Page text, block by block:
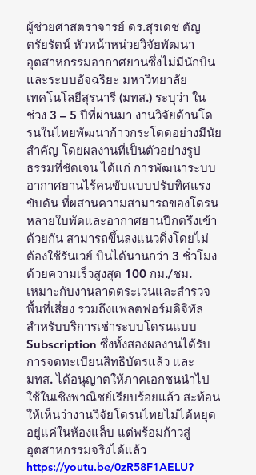
ผู้ช่วยศาสตราจารย์ ดร.สุรเดช ตัญ
ตรัยรัตน์ หัวหน้าหน่วยวิจัยพัฒนา
อุตสาหกรรมอากาศยานซึ่งไม่มีนักบิน
และระบบอัจฉริยะ มหาวิทยาลัย
เทคโนโลยีสุรนารี (มทส.) ระบุว่า ใน
ช่วง 3 – 5 ปีที่ผ่านมา งานวิจัยด้านโด
รนในไทยพัฒนาก้าวกระโดดอย่างมีนัย
สำคัญ โดยผลงานที่เป็นตัวอย่างรูป
ธรรมที่ชัดเจน ได้แก่ การพัฒนาระบบ
อากาศยานไร้คนขับแบบปรับทิศแรง
ขับดัน ที่ผสานความสามารถของโดรน
หลายใบพัดและอากาศยานปีกตรึงเข้า
ด้วยกัน สามารถขึ้นลงแนวดิ่งโดยไม่
ต้องใช้รันเวย์ บินได้นานกว่า 3 ชั่วโมง
ด้วยความเร็วสูงสุด 100 กม./ชม.
เหมาะกับงานลาดตระเวนและสำรวจ
พื้นที่เสี่ยง รวมถึงแพลตฟอร์มดิจิทัล
สำหรับบริการเช่าระบบโดรนแบบ
Subscription ซึ่งทั้งสองผลงานได้รับ
การจดทะเบียนสิทธิบัตรแล้ว และ
มทส. ได้อนุญาตให้ภาคเอกชนนำไป
ใช้ในเชิงพาณิชย์เรียบร้อยแล้ว สะท้อน
ให้เห็นว่างานวิจัยโดรนไทยไม่ได้หยุด
อยู่แค่ในห้องแล็บ แต่พร้อมก้าวสู่
อุตสาหกรรมจริงได้แล้ว
https://youtu.be/0zR58F1AELU?